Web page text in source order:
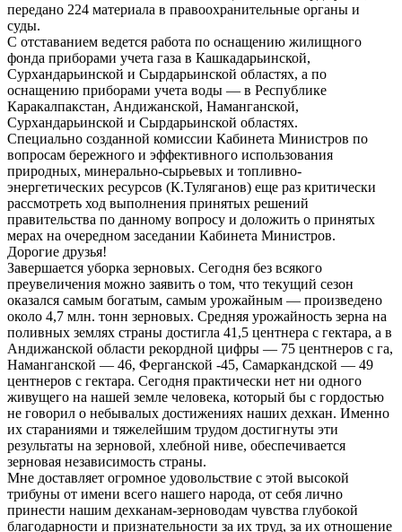
передано 224 материала в правоохранительные органы и
суды.
С отставанием ведется работа по оснащению жилищного
фонда приборами учета газа в Кашкадарьинской,
Сурхандарьинской и Сырдарьинской областях, а по
оснащению приборами учета воды — в Республике
Каракалпакстан, Андижанской, Наманганской,
Сурхандарьинской и Сырдарьинской областях.
Специально созданной комиссии Кабинета Министров по
вопросам бережного и эффективного использования
природных, минерально-сырьевых и топливно-
энергетических ресурсов (К.Туляганов) еще раз критически
рассмотреть ход выполнения принятых решений
правительства по данному вопросу и доложить о принятых
мерах на очередном заседании Кабинета Министров.
Дорогие друзья!
Завершается уборка зерновых. Сегодня без всякого
преувеличения можно заявить о том, что текущий сезон
оказался самым богатым, самым урожайным — произведено
около 4,7 млн. тонн зерновых. Средняя урожайность зерна на
поливных землях страны достигла 41,5 центнера с гектара, а в
Андижанской области рекордной цифры — 75 центнеров с га,
Наманганской — 46, Ферганской -45, Самаркандской — 49
центнеров с гектара. Сегодня практически нет ни одного
живущего на нашей земле человека, который бы с гордостью
не говорил о небывалых достижениях наших дехкан. Именно
их стараниями и тяжелейшим трудом достигнуты эти
результаты на зерновой, хлебной ниве, обеспечивается
зерновая независимость страны.
Мне доставляет огромное удовольствие с этой высокой
трибуны от имени всего нашего народа, от себя лично
принести нашим дехканам-зерноводам чувства глубокой
благодарности и признательности за их труд, за их отношение